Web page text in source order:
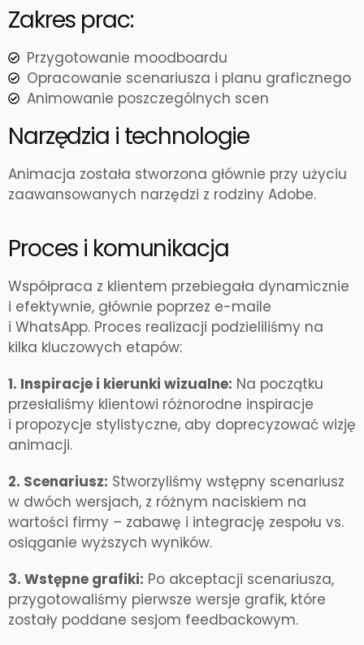
Zakres prac:
Przygotowanie moodboardu
Opracowanie scenariusza i planu graficznego
Animowanie poszczególnych scen
Narzędzia i technologie
Animacja została stworzona głównie przy użyciu
zaawansowanych narzędzi z rodziny Adobe.
Proces i komunikacja
Współpraca z klientem przebiegała dynamicznie
i efektywnie, głównie poprzez e-maile
i WhatsApp. Proces realizacji podzieliliśmy na
kilka kluczowych etapów:
1. Inspiracje i kierunki wizualne: Na początku
przesłaliśmy klientowi różnorodne inspiracje
i propozycje stylistyczne, aby doprecyzować wizję
animacji.
2. Scenariusz: Stworzyliśmy wstępny scenariusz
w dwóch wersjach, z różnym naciskiem na
wartości firmy – zabawę i integrację zespołu vs.
osiąganie wyższych wyników.
3. Wstępne grafiki: Po akceptacji scenariusza,
przygotowaliśmy pierwsze wersje grafik, które
zostały poddane sesjom feedbackowym.